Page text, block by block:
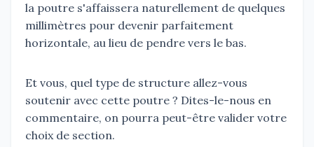
la poutre s'affaissera naturellement de quelques
millimètres pour devenir parfaitement
horizontale, au lieu de pendre vers le bas.
Et vous, quel type de structure allez-vous
soutenir avec cette poutre ? Dites-le-nous en
commentaire, on pourra peut-être valider votre
choix de section.